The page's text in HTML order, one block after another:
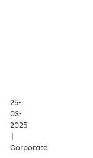
25-
03-
2025
|
Corporate